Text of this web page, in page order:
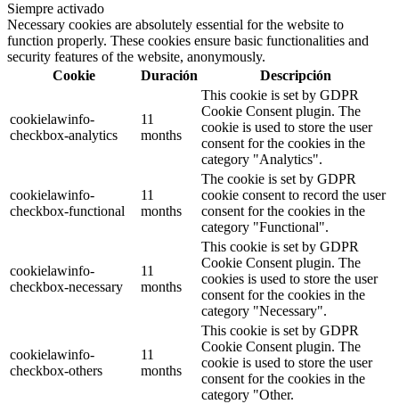
Siempre activado
Necessary cookies are absolutely essential for the website to
function properly. These cookies ensure basic functionalities and
security features of the website, anonymously.
Cookie
Duración Descripción
cookielawinfo-
checkbox-analytics
11
months
This cookie is set by GDPR
Cookie Consent plugin. The
cookie is used to store the user
consent for the cookies in the
category "Analytics".
cookielawinfo-
checkbox-functional
11
months
The cookie is set by GDPR
cookie consent to record the user
consent for the cookies in the
category "Functional".
cookielawinfo-
checkbox-necessary
11
months
This cookie is set by GDPR
Cookie Consent plugin. The
cookies is used to store the user
consent for the cookies in the
category "Necessary".
cookielawinfo-
checkbox-others
11
months
This cookie is set by GDPR
Cookie Consent plugin. The
cookie is used to store the user
consent for the cookies in the
category "Other.